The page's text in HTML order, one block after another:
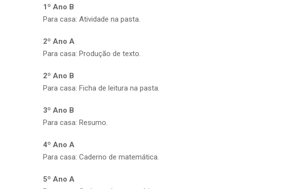
1º Ano B
Para casa: Atividade na pasta.
2º Ano A
Para casa: Produção de texto.
2º Ano B
Para casa: Ficha de leitura na pasta.
3º Ano B
Para casa: Resumo.
4º Ano A
Para casa: Caderno de matemática.
5º Ano A